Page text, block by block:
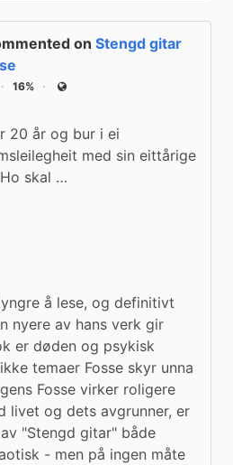
on Stengd gitar
16% Public
20 år og bur i ei
med sin eittårige
skal …
å lese, og definitivt
nyere av hans verk gir
er døden og psykisk
temaer Fosse skyr unna
Fosse virker roligere
livet og dets avgrunner, er
"Stengd gitar" både
- men på ingen måte